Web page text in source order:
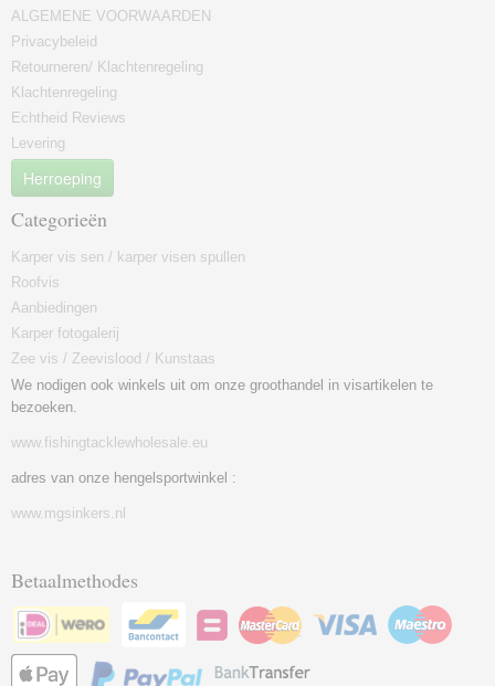
ALGEMENE VOORWAARDEN
Privacybeleid
Retourneren/ Klachtenregeling
Klachtenregeling
Echtheid Reviews
Levering
Herroeping
Categorieën
Karper vis sen / karper visen spullen
Roofvis
Aanbiedingen
Karper fotogalerij
Zee vis / Zeevislood / Kunstaas
We nodigen ook winkels uit om onze groothandel in visartikelen te
bezoeken.
www.fishingtacklewholesale.eu
adres van onze hengelsportwinkel :
www.mgsinkers.nl
Betaalmethodes